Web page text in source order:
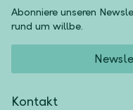
Abonniere unseren
rund um willbe.
Kontakt